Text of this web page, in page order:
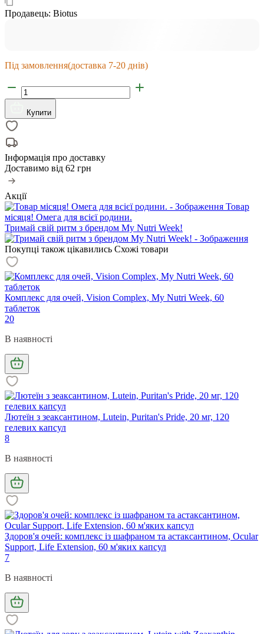
Продавець: Biotus
Під замовлення(доставка 7-20 днів)
Купити
Інформація про доставку
Доставимо від 62 грн
Акції
Товар
місяця! Омега для всієї родини.
Тримай свій ритм з брендом My Nutri Week!
Покупці також цікавились Схожі товари
Комплекс для очей, Vision Complex, My Nutri Week, 60
таблеток
20
В наявності
Лютеїн з зеаксантином, Lutein, Puritan's Pride, 20 мг, 120
гелевих капсул
8
В наявності
Здоров'я очей: комплекс із шафраном та астаксантином, Ocular
Support, Life Extension, 60 м'яких капсул
7
В наявності